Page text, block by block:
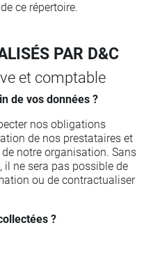
ce répertoire.
PAR D&C
et comptable
de vos données ?
nos obligations
de nos prestataires et
notre organisation. Sans
il ne sera pas possible de
ou de contractualiser
?